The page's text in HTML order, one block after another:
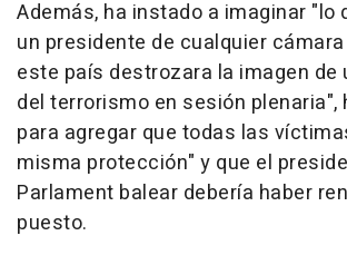
Además, ha instado a imaginar "lo
un presidente de cualquier
este país destrozara la imagen de
del terrorismo en sesión plenaria",
para agregar que todas las
misma protección" y que el
Parlament balear debería haber
puesto.